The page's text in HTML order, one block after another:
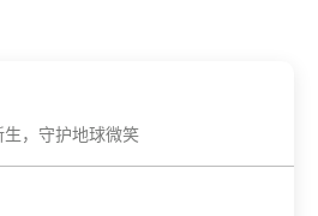
，守护地球微笑